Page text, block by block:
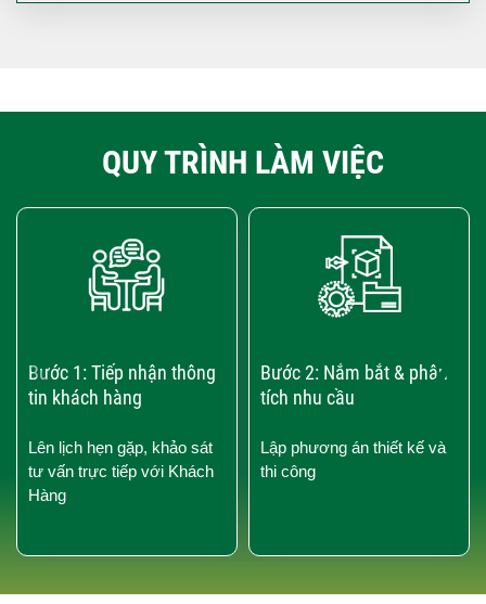
QUY TRÌNH LÀM VIỆC
Bước 1: Tiếp nhận thông
tin khách hàng
Lên lịch hẹn gặp, khảo sát
tư vấn trực tiếp với Khách
Hàng
Bước 2: Nắm bắt & phân
tích nhu cầu
Lập phương án thiết kế và
thi công
›
‹